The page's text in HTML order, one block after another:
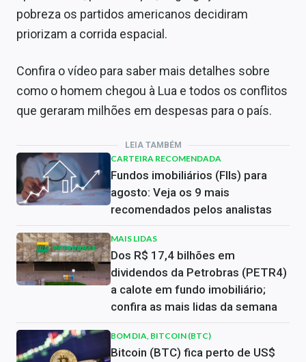
pobreza os partidos americanos decidiram
priorizam a corrida espacial.
Confira o vídeo para saber mais detalhes sobre
como o homem chegou à Lua e todos os conflitos
que geraram milhões em despesas para o país.
LEIA TAMBÉM
CARTEIRA RECOMENDADA
Fundos imobiliários (FIIs) para
agosto: Veja os 9 mais
recomendados pelos analistas
MAIS LIDAS
Dos R$ 17,4 bilhões em
dividendos da Petrobras (PETR4)
a calote em fundo imobiliário;
confira as mais lidas da semana
BOM DIA, BITCOIN (BTC)
Bitcoin (BTC) fica perto de US$